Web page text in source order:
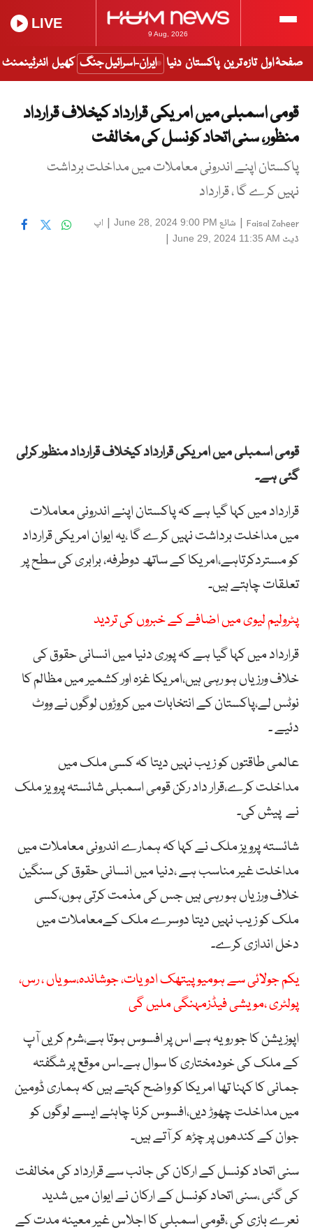
9 Aug, 2026
LIVE
صفحۂ اول تازہ ترین پاکستان دنیا ایران-اسرائیل جنگ کھیل انٹرٹینمنٹ
قومی اسمبلی میں امریکی قرارداد کیخلاف قرارداد
منظور، سنی اتحاد کونسل کی مخالفت
پاکستان اپنے اندرونی معاملات میں مداخلت برداشت
نہیں کرے گا ، قرارداد
Faisal Zaheer
| شائع June 28, 2024 9:00 PM
| اپ
ڈیٹ June 29, 2024 11:35 AM
|
قومی اسمبلی میں امریکی قرارداد کیخلاف قرارداد منظور کرلی
گئی ہے۔
قرارداد میں کہا گیا ہے کہ پاکستان اپنے اندرونی معاملات
میں مداخلت برداشت نہیں کرے گا ،یہ ایوان امریکی قرارداد
کو مستردکرتاہے،امریکا کے ساتھ دوطرفہ، برابری کی سطح پر
تعلقات چاہتے ہیں۔
پٹرولیم لیوی میں اضافے کے خبروں کی تردید
قرارداد میں کہا گیا ہے کہ پوری دنیا میں انسانی حقوق کی
خلاف ورزیاں ہو رہی ہیں،امریکا غزہ اور کشمیر میں مظالم کا
نوٹس لے،پاکستان کے انتخابات میں کروڑوں لوگوں نے ووٹ
دئیے ۔
عالمی طاقتوں کو زیب نہیں دیتا کہ کسی ملک میں
مداخلت کرے،قرار داد رکن قومی اسمبلی شائستہ پرویز ملک
نے پیش کی۔
شائستہ پرویز ملک نے کہا کہ ہمارے اندرونی معاملات میں
مداخلت غیر مناسب ہے ،دنیا میں انسانی حقوق کی سنگین
خلاف ورزیاں ہو رہی ہیں جس کی مذمت کرتی ہوں،کسی
ملک کو زیب نہیں دیتا دوسرے ملک کےمعاملات میں
دخل اندازی کرے۔
یکم جولائی سے ہومیو پیتھک ادویات، جوشاندہ،سویاں ، رس،
پولٹری ،مویشی فیڈزمہنگی ملیں گی
اپوزیشن کا جو رویہ ہے اس پر افسوس ہوتا ہے،شرم کریں آپ
کے ملک کی خودمختاری کا سوال ہے۔اس موقع پر شگفتہ
جمانی کا کہنا تھا امریکا کو واضح کہتے ہیں کہ ہماری ڈومین
میں مداخلت چھوڑ دیں،افسوس کرنا چاہئے ایسے لوگوں کو
جوان کے کندھوں پر چڑھ کر آتے ہیں۔
سنی اتحاد کونسل کے ارکان کی جانب سے قرارداد کی مخالفت
کی گئی ،سنی اتحاد کونسل کے ارکان نے ایوان میں شدید
نعرے بازی کی ،قومی اسمبلی کا اجلاس غیر معینہ مدت کے